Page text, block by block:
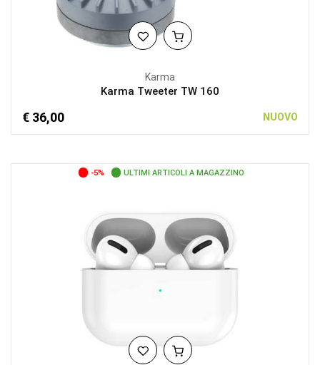
Karma
Karma Tweeter TW 160
€ 36,00 NUOVO
-5% ULTIMI ARTICOLI A MAGAZZINO